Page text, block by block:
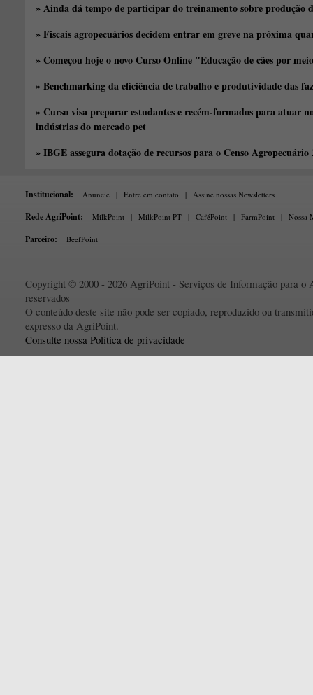
» Ainda dá tempo de participar do treinamento sobre produção
» Fiscais agropecuários decidem entrar em greve na próxima
» Começou hoje o novo Curso Online "Educação de cães por
» Benchmarking da eficiência de trabalho e produtividade das
» Curso visa preparar estudantes e recém-formados para atuar
indústrias do mercado pet
» IBGE assegura dotação de recursos para o Censo Agropecuário
Institucional: Anuncie | Entre em contato | Assine nossas Newsletters
Rede AgriPoint: MilkPoint | MilkPoint PT | CaféPoint | FarmPoint | Nossa
Parceiro: BeefPoint
Copyright © 2000 - 2026 AgriPoint - Serviços de Informação para o
reservados
O conteúdo deste site não pode ser copiado, reproduzido ou
expresso da AgriPoint.
Consulte nossa Política de privacidade